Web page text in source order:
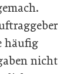
häufig
nicht